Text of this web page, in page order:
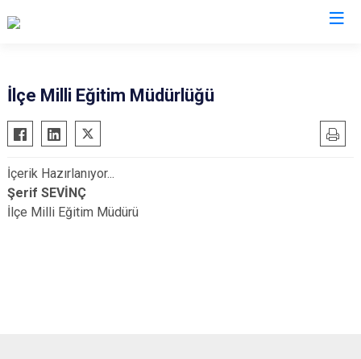
Beytüşşebap
Cizre
Güçlükonak
İdil
İlçe Milli Eğitim Müdürlüğü
İçerik Hazırlanıyor...
Şerif SEVİNÇ
İlçe Milli Eğitim Müdürü